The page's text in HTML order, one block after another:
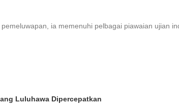
ia memenuhi pelbagai piawaian ujian
Luluhawa Dipercepatkan